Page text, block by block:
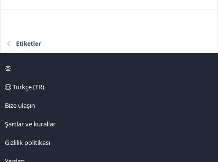
Etiketler
Türkçe (TR)
Bize ulaşın
Şartlar ve kurallar
Gizlilik politikası